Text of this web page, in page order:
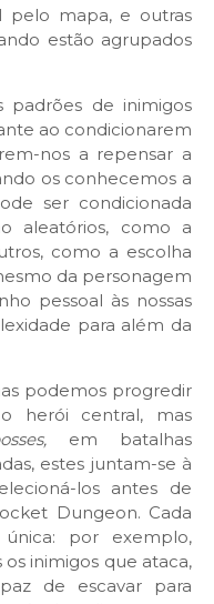
pelo mapa, e outras
estão agrupados
padrões de inimigos
ao condicionarem
nos a repensar a
os conhecemos a
ser condicionada
aleatórios, como a
como a escolha
da personagem
pessoal às nossas
para além da
podemos progredir
herói central, mas
em batalhas
estes juntam-se à
los antes de
Dungeon. Cada
por exemplo,
inimigos que ataca,
de escavar para